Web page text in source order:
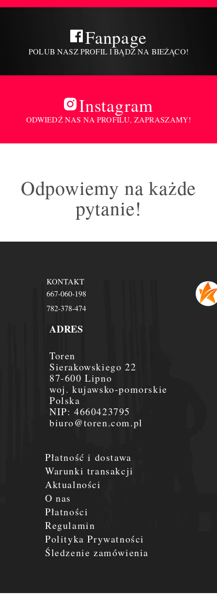
Fanpage
POLUB NASZ PROFIL I BĄDŹ NA BIEŻĄCO!
Instagram
ODWIEDŹ NAS NA PROFILU, ZAPRASZAMY!
Odpowiemy na każde
pytanie!
Płatność i dostawa
Warunki transakcji
Aktualności
O nas
Płatności
Regulamin
Polityka Prywatności
Śledzenie zamówienia
ADRES
Toren
Sierakowskiego 22
87-600 Lipno
woj. kujawsko-pomorskie
Polska
NIP:4660423795
biuro@toren.com.pl
KONTAKT
667-060-198
782-378-474